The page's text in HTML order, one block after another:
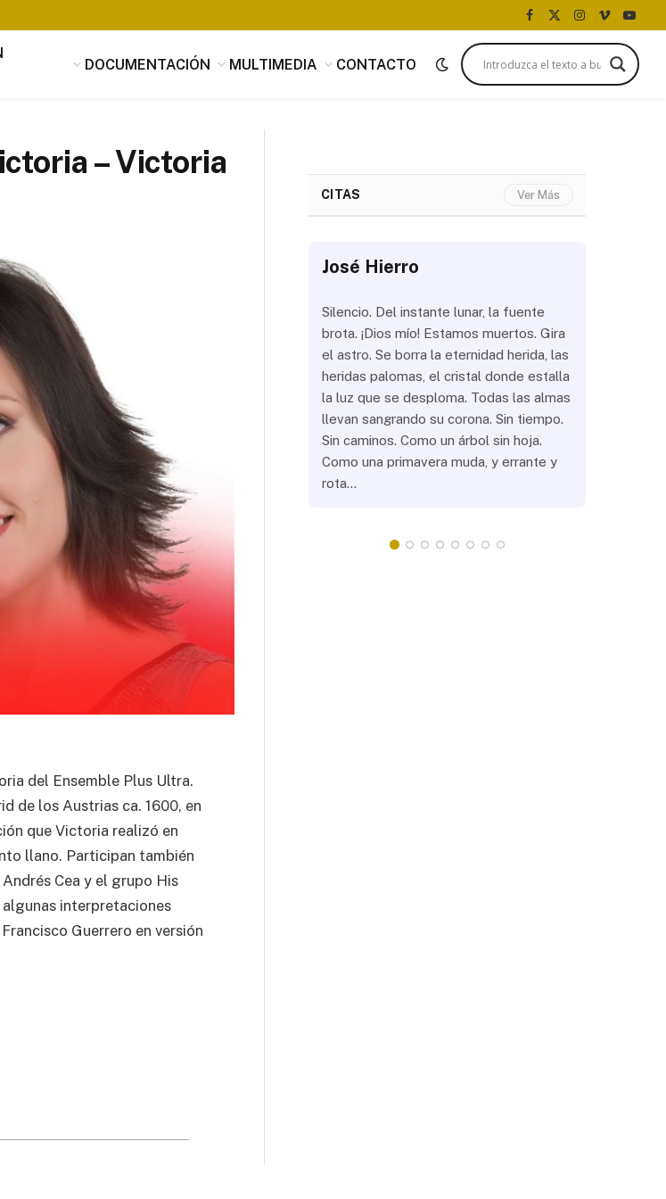
Facebook
X
(Twitter)
Instagram
Vimeo
DOCUMENTACIÓN MULTIMEDIA CONTACTO
– Victoria
del Ensemble Plus Ultra.
de los Austrias ca. 1600, en
que Victoria realizó en
llano. Participan también
Cea y el grupo His
interpretaciones
Guerrero en versión
CITAS Ver Más
Si alguien buscara utilidad, nada es más
útil que la música, que penetrando con
suavidad en los corazones a través del
mensaje de los oídos, parece servir de
provecho, no sólo al alma sino también
al cuerpo.
José Hierro
Silencio. Del instante lunar, la fuente
brota. ¡Dios mío! Estamos muertos. Gira
el astro. Se borra la eternidad herida, las
heridas palomas, el cristal donde estalla
la luz que se desploma. Todas las almas
llevan sangrando su corona. Sin tiempo.
Sin caminos. Como un árbol sin hoja.
Como una primavera muda, y errante y
rota…